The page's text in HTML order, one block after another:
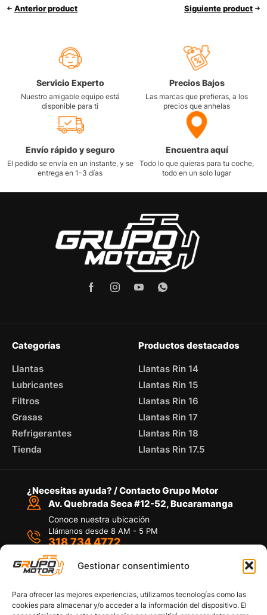
Gestionar consentimiento
Para ofrecer las mejores experiencias, utilizamos tecnologías como las
cookies para almacenar y/o acceder a la información del dispositivo. El
Anterior product Siguiente product
Servicio Experto
Nuestro amigable equipo está
disponible para ti
Precios Bajos
Las marcas que prefieras, a los
precios que anhelas
Envío rápido y seguro
El pedido se envía en un instante, y se
entrega en 1-3 días
Encuentra aquí
Todo lo que quieras para tu coche,
todo en un solo lugar
Categorías
Llantas
Lubricantes
Filtros
Grasas
Refrigerantes
Tienda
Productos destacados
Llantas Rin 14
Llantas Rin 15
Llantas Rin 16
Llantas Rin 17
Llantas Rin 18
Llantas Rin 17.5
¿Necesitas ayuda? / Contacto Grupo Motor
Av. Quebrada Seca #12-52, Bucaramanga
Conoce nuestra ubicación
Llámanos desde 8 AM - 5 PM
318 734 4772
Por medio de WhatsApp